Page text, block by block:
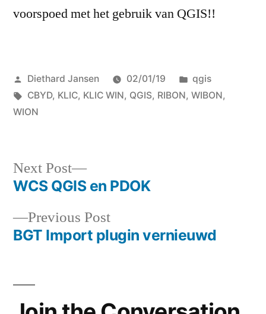
voorspoed met het gebruik van QGIS!!
Posted
by
Diethard Jansen 02/01/19
Posted
in
qgis
Tags:
CBYD, KLIC, KLIC WIN, QGIS, RIBON, WIBON,
WION
Post
navigation
Previous PostPrevious
post:
BGT Import plugin vernieuwd
Next Post
Next
post:
WCS QGIS en PDOK